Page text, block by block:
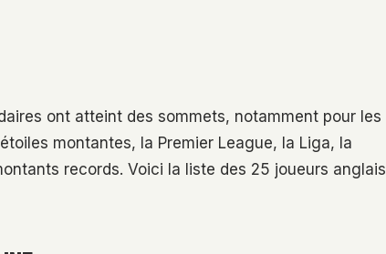
ont atteint des sommets, notamment pour les
montantes, la Premier League, la Liga, la
records. Voici la liste des 25 joueurs anglais